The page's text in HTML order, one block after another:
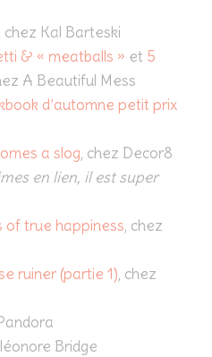
, chez Kal Barteski
& « meatballs » et 5
A Beautiful Mess
d’automne petit prix
a slog, chez Decor8
en lien, il est super
of true happiness, chez
ruiner (partie 1), chez
Bridge